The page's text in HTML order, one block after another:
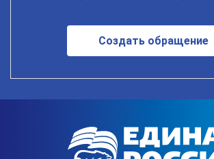
Создать обращение